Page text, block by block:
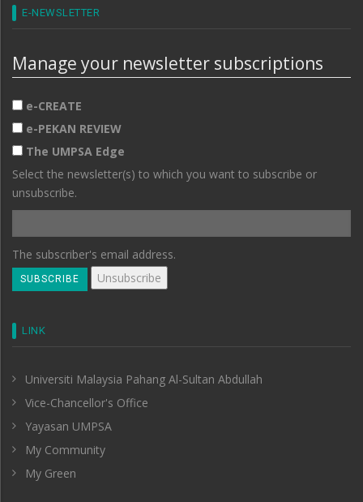
E-NEWSLETTER
Manage your newsletter subscriptions
e-CREATE
e-PEKAN REVIEW
The UMPSA Edge
Select the newsletter(s) to which you want to subscribe or
unsubscribe.
The subscriber's email address.
LINK
Universiti Malaysia Pahang Al-Sultan Abdullah
Vice-Chancellor's Office
Yayasan UMPSA
My Community
My Green